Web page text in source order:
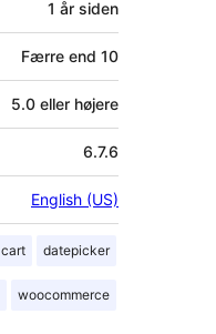
1 år siden
Færre end 10
5.0 eller højere
6.7.6
English (US)
cart datepicker
woocommerce